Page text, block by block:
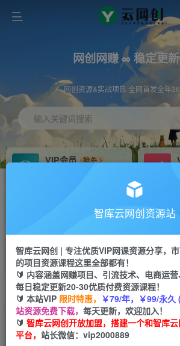
网创网赚 ∞ 稳定更新
网创资源&实战项目 全网首发全年
输入关键词搜索
VIP会员
抢先
会员专属推广链接
网赚网创 项目
365天稳定跟新
首页 创业课程 会员专属 正文
（6515期）小红书精准引流，小
松实现副业经济自由（教程
智库云网创资源站
智库云网创 | 专注优质VIP网课资源分享，
的项目资源课程这里全部都有！
🔰 内容涵盖网赚项目、引流技术、电商运营
每日稳定更新20-30优质付费资源课程！
🔰 本站VIP 限时特惠， ￥79/年，￥99/永久
站资源免费下载， 每天更新，欢迎加入！
🔰 智库云网创开放加盟，搭建一个和智库
平台， 站长微信：vip2000889